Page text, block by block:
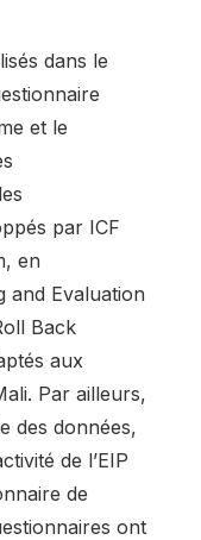
dans le
et le
par ICF
en
and Evaluation
Back
aux
Par ailleurs,
des données,
de l’EIP
de
ont